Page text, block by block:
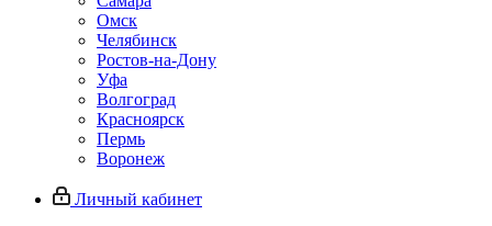
Омск
Челябинск
Ростов-на-Дону
Уфа
Волгоград
Красноярск
Пермь
Воронеж
Личный кабинет